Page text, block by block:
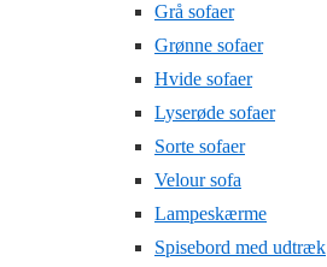
Grå sofaer
Grønne sofaer
Hvide sofaer
Lyserøde sofaer
Sorte sofaer
Velour sofa
Lampeskærme
Spisebord med udtræk